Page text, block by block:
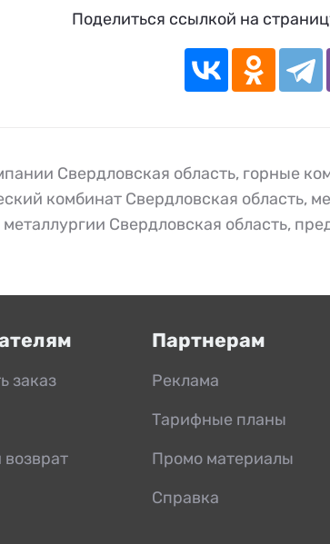
Поделиться ссылкой на
Свердловская область, горные
комбинат Свердловская область,
Свердловская область,
заказ
Партнерам
Реклама
Тарифные планы
Промо материалы
Справка